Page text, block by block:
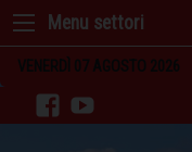
Skip
content
VENERDÌ 07 AGOSTO 2026
facebookyoutube